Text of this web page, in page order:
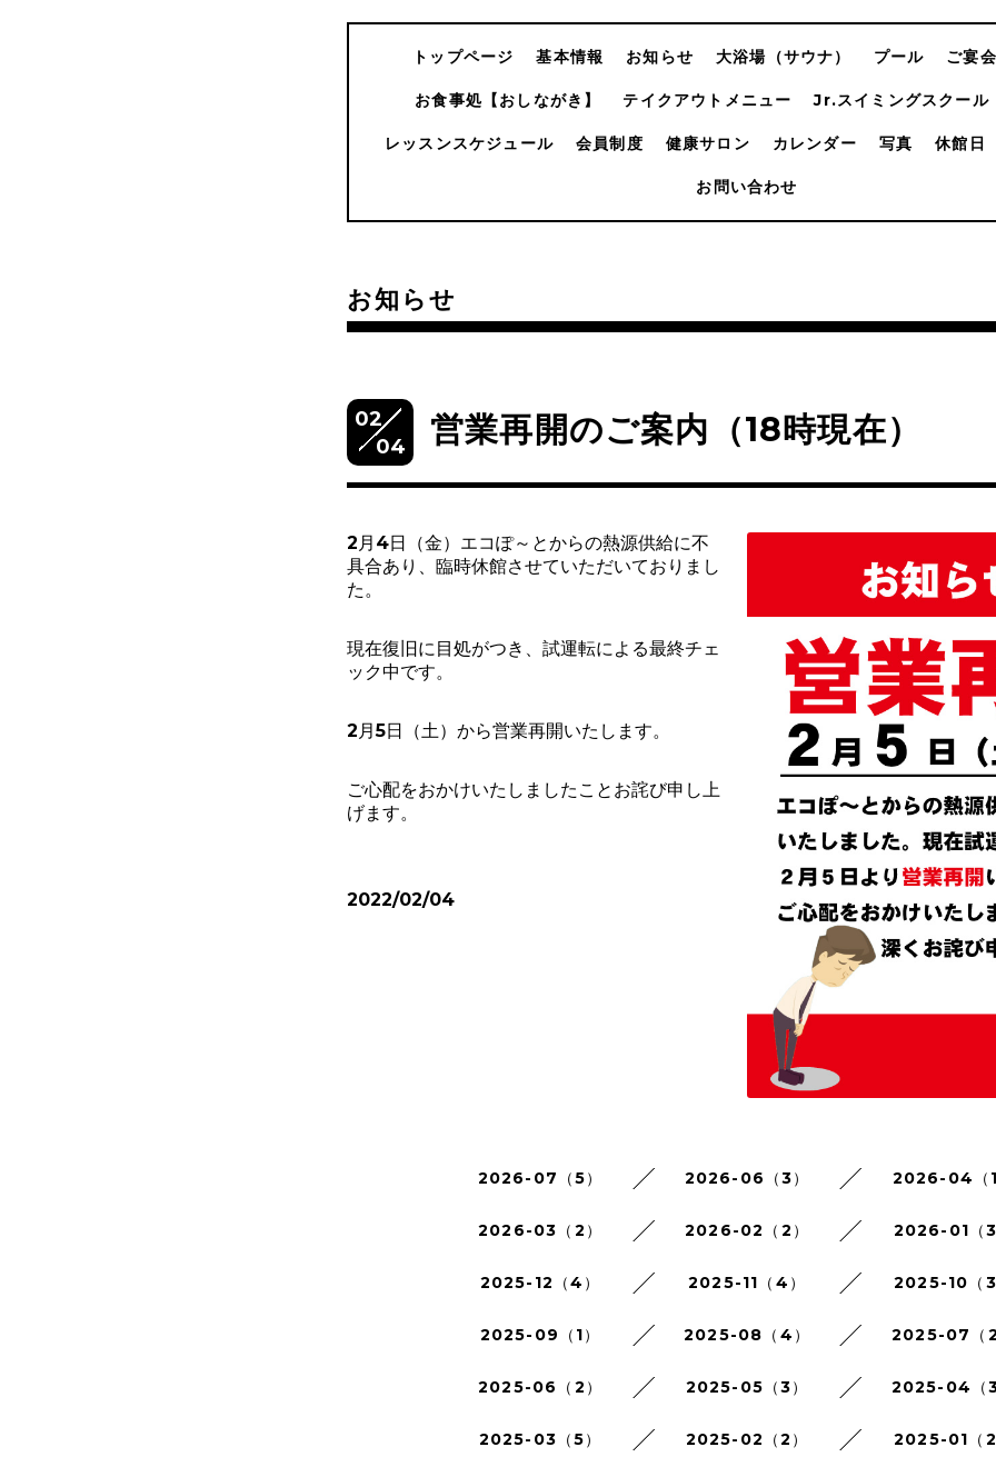
トップページ 基本情報 お知らせ 大浴場（サウナ） プール ご宴
お食事処【おしながき】 テイクアウトメニュー Jr.スイミングスクール
レッスンスケジュール 会員制度 健康サロン カレンダー 写真 休館日
お問い合わせ
お知らせ
02
04
営業再開のご案内（18時現在）
2月4日（金）エコぽ～とからの熱源供給に不
具合あり、 臨時休館させていただいておりまし
た。
現在復旧に目処がつき、 試運転による最終チェ
ック中です。
2月5日（土）から営業再開いたします。
ご心配をおかけいたしましたことお詫び申し上
げます。
2022/02/04
2026-07（5） 2026-06（3） 2026-04（1
2026-03（2） 2026-02（2） 2026-01（3
2025-12（4） 2025-11（4） 2025-10（3
2025-09（1） 2025-08（4） 2025-07（2
2025-06（2） 2025-05（3） 2025-04（3
2025-03（5） 2025-02（2） 2025-01（2